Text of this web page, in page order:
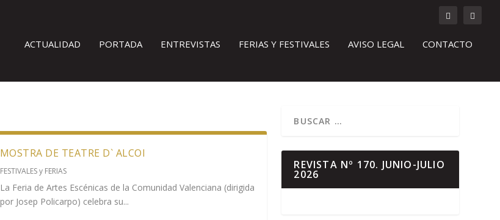
ACTUALIDAD PORTADA ENTREVISTAS FERIAS Y FESTIVALES AVISO LEGAL CONTACTO
MOSTRA DE TEATRE D` ALCOI
FESTIVALES y FERIAS
La Feria de Artes Escénicas de la Comunidad Valenciana (dirigida
por Josep Policarpo) celebra su...
REVISTA Nº 170. JUNIO-JULIO
2026